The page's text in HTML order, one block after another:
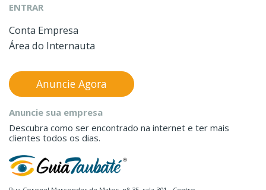
ENTRAR
Conta Empresa
Área do Internauta
Anuncie sua empresa
Descubra como ser encontrado na internet e ter mais
clientes todos os dias.
Anuncie Agora